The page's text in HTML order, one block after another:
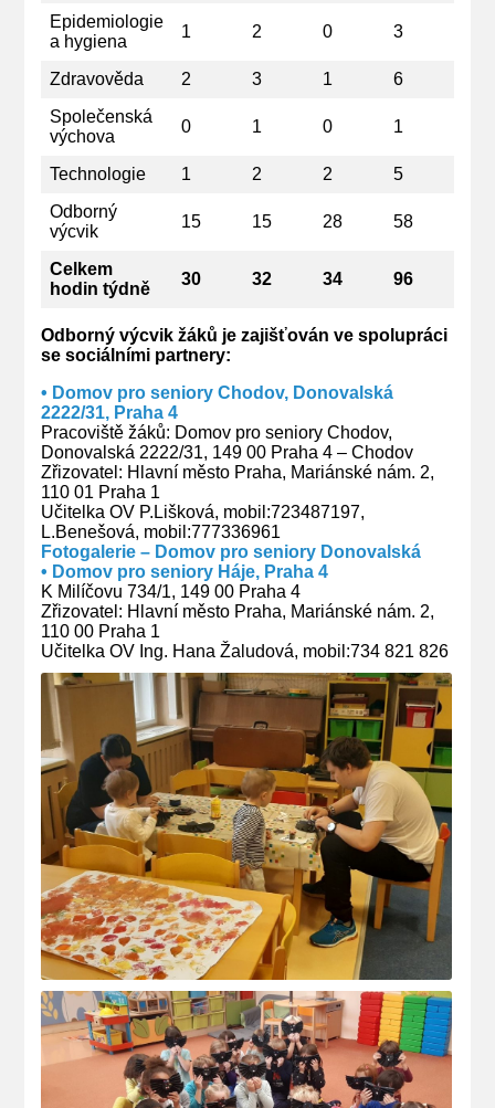
Epidemiologie
a hygiena
1 2 0 3
Zdravověda 2 3 1
6
Společenská
výchova
0 1 0 1
Technologie 1 2 2
5
Odborný
výcvik
15 15 28 58
Celkem
hodin týdně
30 32 34 96
Odborný výcvik žáků je zajišťován ve spolupráci
se sociálními partnery:
• Domov pro seniory Chodov, Donovalská
2222/31, Praha 4
Pracoviště žáků: Domov pro seniory Chodov,
Donovalská 2222/31, 149 00 Praha 4 – Chodov
Zřizovatel: Hlavní město Praha, Mariánské nám. 2,
110 01 Praha 1
Učitelka OV P.Lišková, mobil:723487197,
L.Benešová, mobil:777336961
Fotogalerie – Domov pro seniory Donovalská
• Domov pro seniory Háje, Praha 4
K Milíčovu 734/1, 149 00 Praha 4
Zřizovatel: Hlavní město Praha, Mariánské nám. 2,
110 00 Praha 1
Učitelka OV Ing. Hana Žaludová, mobil:734 821 826